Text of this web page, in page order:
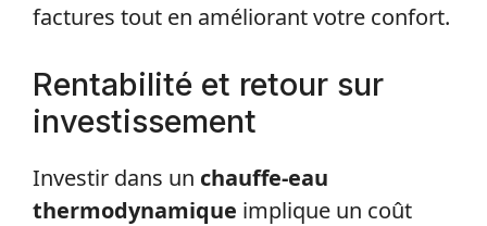
factures tout en améliorant votre confort.
Rentabilité et retour sur
investissement
Investir dans un chauffe-eau
thermodynamique implique un coût